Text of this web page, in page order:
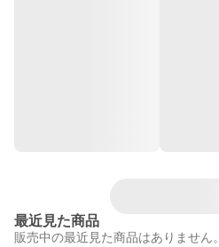
最近見た商品
販売中の最近見た商品はありません。